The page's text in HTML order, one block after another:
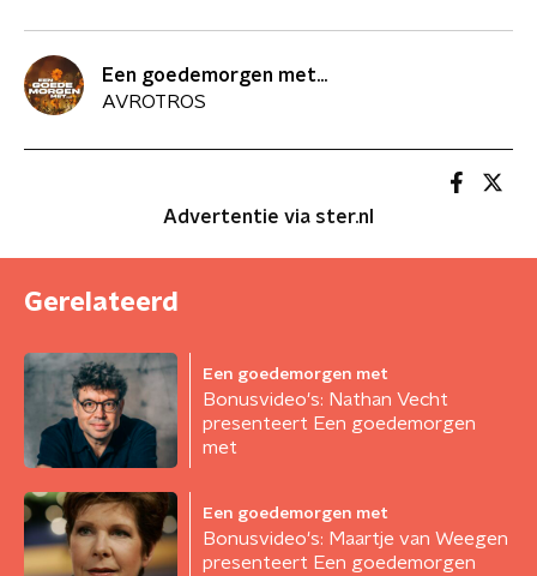
Een goedemorgen met...
AVROTROS
Advertentie via ster.nl
Gerelateerd
Een goedemorgen met
Bonusvideo's: Nathan Vecht
presenteert Een goedemorgen
met
Een goedemorgen met
Bonusvideo's: Maartje van Weegen
presenteert Een goedemorgen